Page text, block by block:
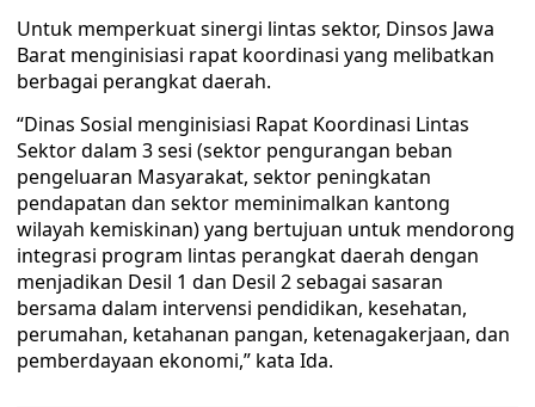
Untuk memperkuat sinergi lintas sektor, Dinsos Jawa
Barat menginisiasi rapat koordinasi yang melibatkan
berbagai perangkat daerah.
“Dinas Sosial menginisiasi Rapat Koordinasi Lintas
Sektor dalam 3 sesi (sektor pengurangan beban
pengeluaran Masyarakat, sektor peningkatan
pendapatan dan sektor meminimalkan kantong
wilayah kemiskinan) yang bertujuan untuk mendorong
integrasi program lintas perangkat daerah dengan
menjadikan Desil 1 dan Desil 2 sebagai sasaran
bersama dalam intervensi pendidikan, kesehatan,
perumahan, ketahanan pangan, ketenagakerjaan, dan
pemberdayaan ekonomi,” kata Ida.